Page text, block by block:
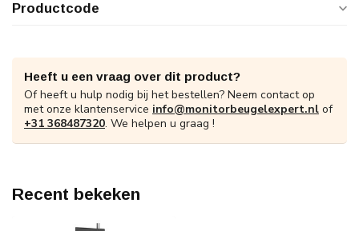
Productcode
Heeft u een vraag over dit product?
Of heeft u hulp nodig bij het bestellen? Neem contact op
met onze klantenservice info@monitorbeugelexpert.nl of
+31 368487320. We helpen u graag !
Recent bekeken